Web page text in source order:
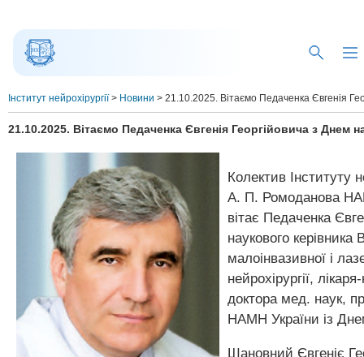
Інститут нейрохірургії> Новини > 21.10.2025. Вітаємо Педаченка Євгенія
21.10.2025. Вітаємо Педаченка Євгенія Георгійовича з Днем
Колектив Інституту
А. П. Ромоданова
вітає Педаченка
наукового керівника
малоінвазивної і
нейрохірургії,
доктора мед. наук,
НАМН України із
Шановний Євгеніє